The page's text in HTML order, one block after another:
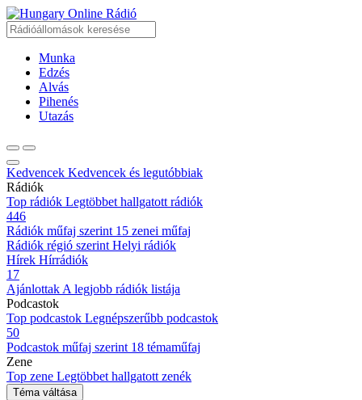
Online Rádió
Munka
Edzés
Alvás
Pihenés
Utazás
Kedvencek Kedvencek és legutóbbiak
Rádiók
Top rádiók Legtöbbet hallgatott rádiók
446
Rádiók műfaj szerint 15 zenei műfaj
Rádiók régió szerint Helyi rádiók
Hírek Hírrádiók
17
Ajánlottak A legjobb rádiók listája
Podcastok
Top podcastok Legnépszerűbb podcastok
50
Podcastok műfaj szerint 18 témaműfaj
Zene
Top zene Legtöbbet hallgatott zenék
Téma váltása